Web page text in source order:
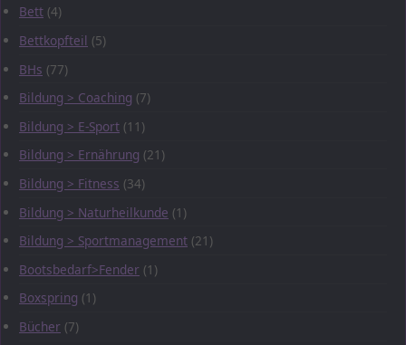
Bett (4)
Bettkopfteil (5)
BHs (77)
Bildung > Coaching (7)
Bildung > E-Sport (11)
Bildung > Ernährung (21)
Bildung > Fitness (34)
Bildung > Naturheilkunde (1)
Bildung > Sportmanagement (21)
Bootsbedarf>Fender (1)
Boxspring (1)
Bücher (7)